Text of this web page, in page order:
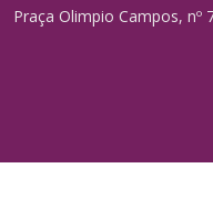
Praça Olimpio Campos, nº